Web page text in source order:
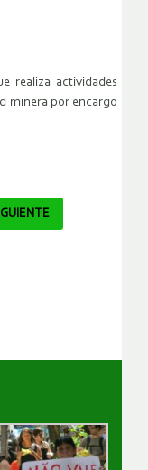
realiza actividades
minera por encargo